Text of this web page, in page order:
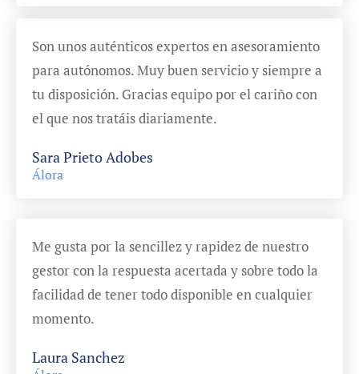
Son unos auténticos expertos en asesoramiento
para autónomos. Muy buen servicio y siempre a
tu disposición. Gracias equipo por el cariño con
el que nos tratáis diariamente.
Sara Prieto Adobes
Álora
Me gusta por la sencillez y rapidez de nuestro
gestor con la respuesta acertada y sobre todo la
facilidad de tener todo disponible en cualquier
momento.
Laura Sanchez